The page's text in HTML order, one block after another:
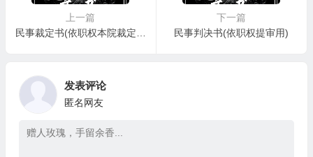
上一篇
民事裁定书(依职权本院裁定驳回起诉案件裁定再审后用)
下一篇
民事判决书(依职权提审用)
发表评论
匿名网友